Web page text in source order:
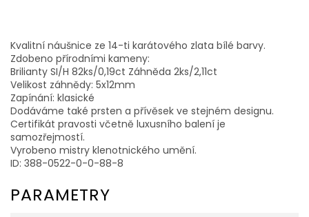
Kvalitní náušnice ze 14-ti karátového zlata bílé barvy.
Zdobeno přírodními kameny:
Brilianty SI/H 82ks/0,19ct Záhněda 2ks/2,11ct
Velikost záhnědy: 5x12mm
Zapínání: klasické
Dodáváme také prsten a přívěsek ve stejném designu.
Certifikát pravosti včetně luxusního balení je
samozřejmostí.
Vyrobeno mistry klenotnického umění.
ID: 388-0522-0-0-88-8
PARAMETRY